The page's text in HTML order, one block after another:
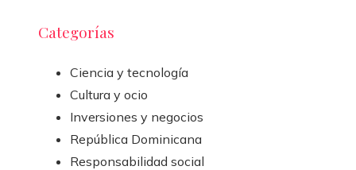
Categorías
Ciencia y tecnología
Cultura y ocio
Inversiones y negocios
República Dominicana
Responsabilidad social